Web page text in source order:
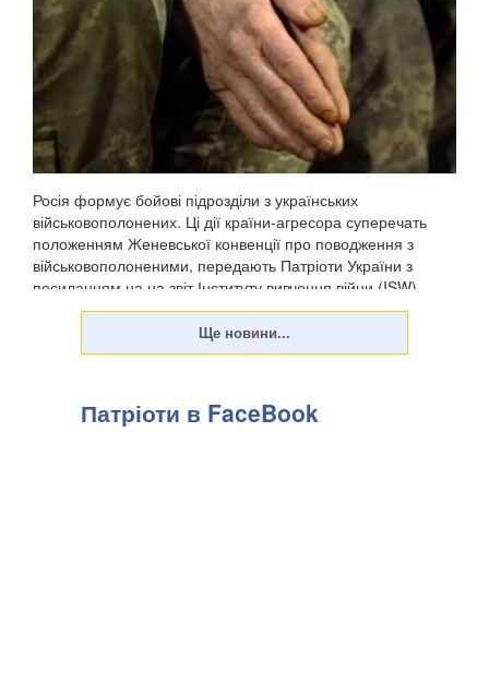
Росія формує бойові підрозділи з українських
військовополонених. Ці дії країни-агресора суперечать
положенням Женевської конвенції про поводження з
військовополоненими, передають Патріоти України з
посиланням на на звіт Інституту вивчення війни (ISW). ...
Патріоти в FaceBook